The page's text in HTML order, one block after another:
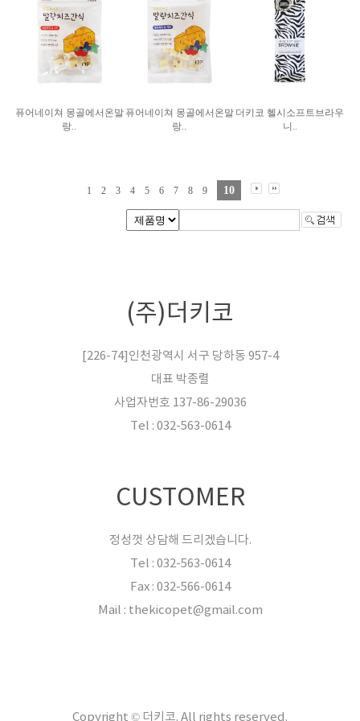
퓨어네이쳐 몽골에서온말
랑..
퓨어네이쳐 몽골에서온말
랑..
더키코 헬시소프트브라우
니..
1 2 3 4 5 6 7 8 9 10
(주)더키코
[226-74]인천광역시 서구 당하동 957-4
대표 박종렬
사업자번호 137-86-29036
Tel : 032-563-0614
CUSTOMER
정성껏 상담해 드리겠습니다.
Tel : 032-563-0614
Fax : 032-566-0614
Mail : thekicopet@gmail.com
Copyright © 더키코. All rights reserved.